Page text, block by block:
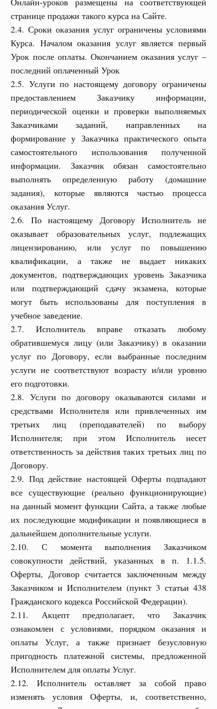
странице продажи такого курса на Сайте.
2.4. Сроки оказания услуг ограничены условиями
Курса. Началом оказания услуг является первый
Урок после оплаты. Окончанием оказания услуг –
последний оплаченный Урок
2.5. Услуги по настоящему договору ограничены
предоставлением Заказчику информации,
периодической оценки и проверки выполняемых
Заказчиками заданий, направленных на
формирование у Заказчика практического опыта
самостоятельного использования полученной
информации. Заказчик обязан самостоятельно
выполнять определенную работу (домашние
задания), которые являются частью процесса
оказания Услуг.
2.6. По настоящему Договору Исполнитель не
оказывает образовательных услуг, подлежащих
лицензированию, или услуг по повышению
квалификации, а также не выдает никаких
документов, подтверждающих уровень Заказчика
или подтверждающий сдачу экзамена, которые
могут быть использованы для поступления в
учебное заведение.
2.7. Исполнитель вправе отказать любому
обратившемуся лицу (или Заказчику) в оказании
услуг по Договору, если выбранные последним
услуги не соответствуют возрасту и/или уровню
его подготовки.
2.8. Услуги по договору оказываются силами и
средствами Исполнителя или привлеченных им
третьих лиц (преподавателей) по выбору
Исполнителя; при этом Исполнитель несет
ответственность за действия таких третьих лиц по
Договору.
2.9. Под действие настоящей Оферты подпадают
все существующие (реально функционирующие)
на данный момент функции Сайта, а также любые
их последующие модификации и появляющиеся в
дальнейшем дополнительные услуги.
2.10. С момента выполнения Заказчиком
совокупности действий, указанных в п. 1.1.5.
Оферты, Договор считается заключенным между
Заказчиком и Исполнителем (пункт 3 статьи 438
Гражданского кодекса Российской Федерации).
2.11. Акцепт предполагает, что Заказчик
ознакомлен с условиями, порядком оказания и
оплаты Услуг, а также признает безусловную
пригодность платежной системы, предложенной
Исполнителем для оплаты Услуг.
2.12. Исполнитель оставляет за собой право
изменять условия Оферты, и, соответственно,